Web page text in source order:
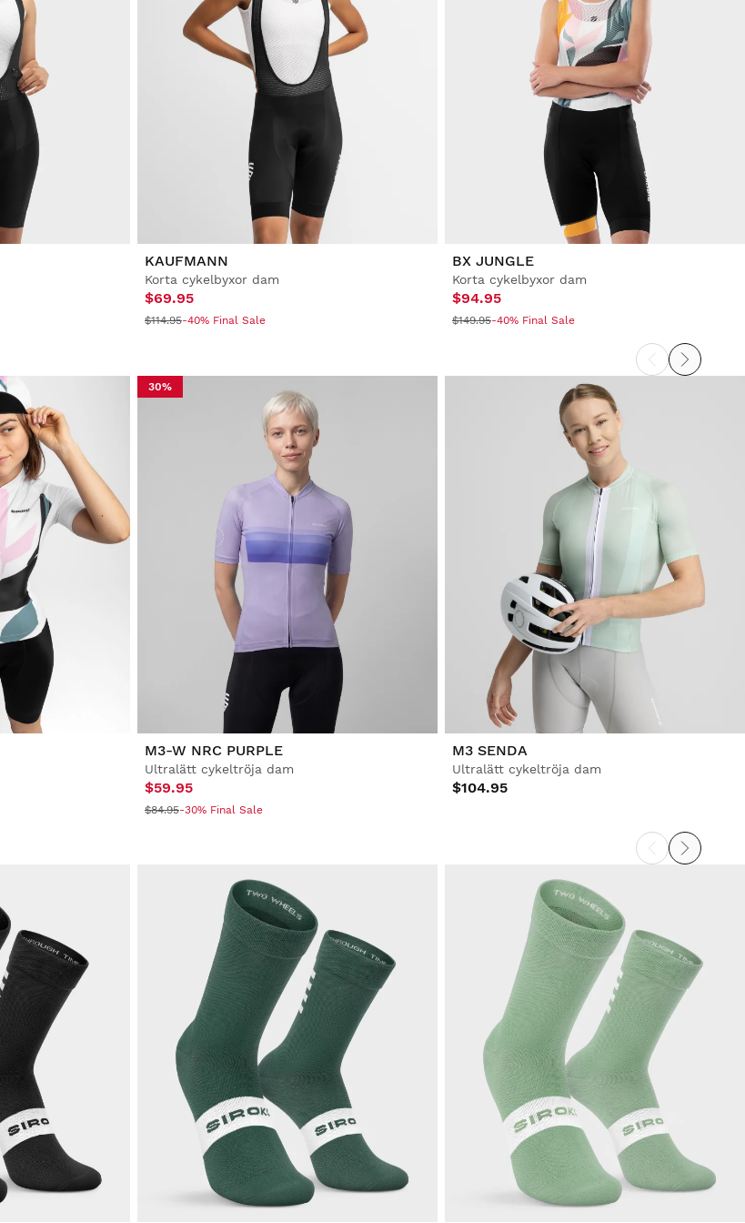
KAUFMANN
Korta cykelbyxor dam
$69.95
$114.95-40% Final Sale
BX JUNGLE
Korta cykelbyxor dam
$94.95
$149.95-40% Final Sale
30%
M3-W NRC PURPLE
Ultralätt cykeltröja dam
$59.95
$84.95-30% Final Sale
M3 SENDA
Ultralätt cykeltröja dam
$104.95